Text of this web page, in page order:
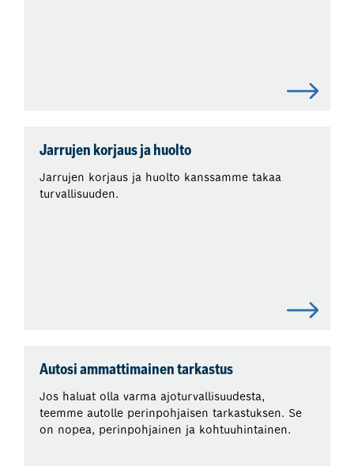
Jarrujen korjaus ja huolto
Jarrujen korjaus ja huolto kanssamme takaa
turvallisuuden.
Autosi ammattimainen tarkastus
Jos haluat olla varma ajoturvallisuudesta,
teemme autolle perinpohjaisen tarkastuksen. Se
on nopea, perinpohjainen ja kohtuuhintainen.